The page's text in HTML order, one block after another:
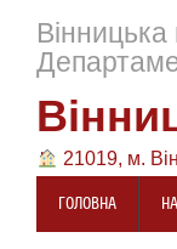
21019, м.
ГОЛОВНА